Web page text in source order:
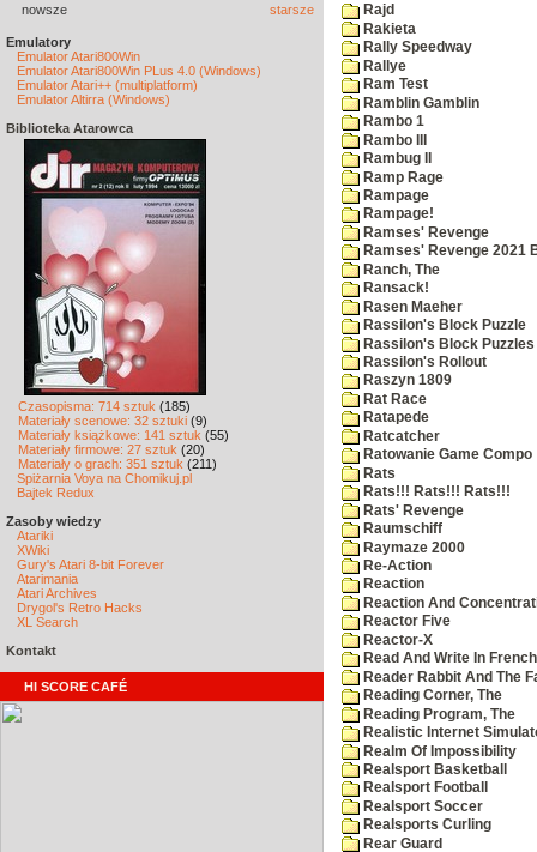
nowsze starsze
Emulatory
Emulator Atari800Win
Emulator Atari800Win PLus 4.0 (Windows)
Emulator Atari++ (multiplatform)
Emulator Altirra (Windows)
Biblioteka Atarowca
Czasopisma: 714 sztuk (185)
Materiały scenowe: 32 sztuki (9)
Materiały książkowe: 141 sztuk (55)
Materiały firmowe: 27 sztuk (20)
Materiały o grach: 351 sztuk (211)
Spiżarnia Voya na Chomikuj.pl
Bajtek Redux
Zasoby wiedzy
Atariki
XWiki
Gury's Atari 8-bit Forever
Atarimania
Atari Archives
Drygol's Retro Hacks
XL Search
Kontakt
HI SCORE CAFÉ
Rajd
Rakieta
Rally Speedway
Rallye
Ram Test
Ramblin Gamblin
Rambo 1
Rambo III
Rambug II
Ramp Rage
Rampage
Rampage!
Ramses' Revenge
Ramses' Revenge 2021
Ranch, The
Ransack!
Rasen Maeher
Rassilon's Block Puzzle
Rassilon's Block Puzzles
Rassilon's Rollout
Raszyn 1809
Rat Race
Ratapede
Ratcatcher
Ratowanie Game Compo
Rats
Rats!!! Rats!!! Rats!!!
Rats' Revenge
Raumschiff
Raymaze 2000
Re-Action
Reaction
Reaction And
Reactor Five
Reactor-X
Read And Write In
Reader Rabbit And The
Reading Corner, The
Reading Program, The
Realistic Internet
Realm Of Impossibility
Realsport Basketball
Realsport Football
Realsport Soccer
Realsports Curling
Rear Guard